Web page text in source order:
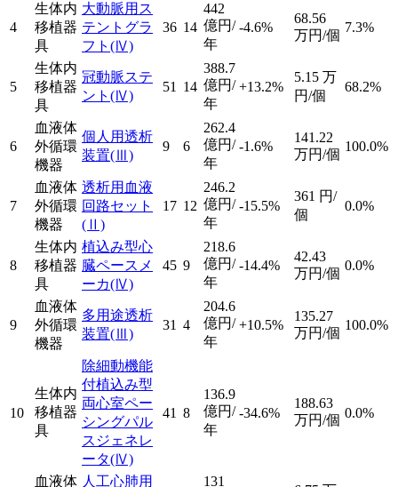
4
生体内
移植器
具
大動脈用ス
テントグラ
フト (Ⅳ)
36 14
442
億円/
年
-4.6%
68.56
万円/個
7.3%
5
生体内
移植器
具
冠動脈ステ
ント (Ⅳ)
51 14
388.7
億円/
年
+13.2%
5.15 万
円/個
68.2%
6
血液体
外循環
機器
個人用透析
装置(Ⅲ)
9 6
262.4
億円/
年
-1.6%
141.22
万円/個
100.0%
7
血液体
外循環
機器
透析用血液
回路セット
(Ⅱ)
17 12
246.2
億円/
年
-15.5%
361 円/
個
0.0%
8
生体内
移植器
具
植込み型心
臓ペースメ
ーカ(Ⅳ)
45 9
218.6
億円/
年
-14.4%
42.43
万円/個
0.0%
9
血液体
外循環
機器
多用途透析
装置(Ⅲ)
31 4
204.6
億円/
年
+10.5%
135.27
万円/個
100.0%
10
生体内
移植器
具
除細動機能
付植込み型
両心室ペー
シングパル
スジェネレ
ータ(Ⅳ)
41 8
136.9
億円/
年
-34.6%
188.63
万円/個 0.0%
血液体 人工心肺用
131